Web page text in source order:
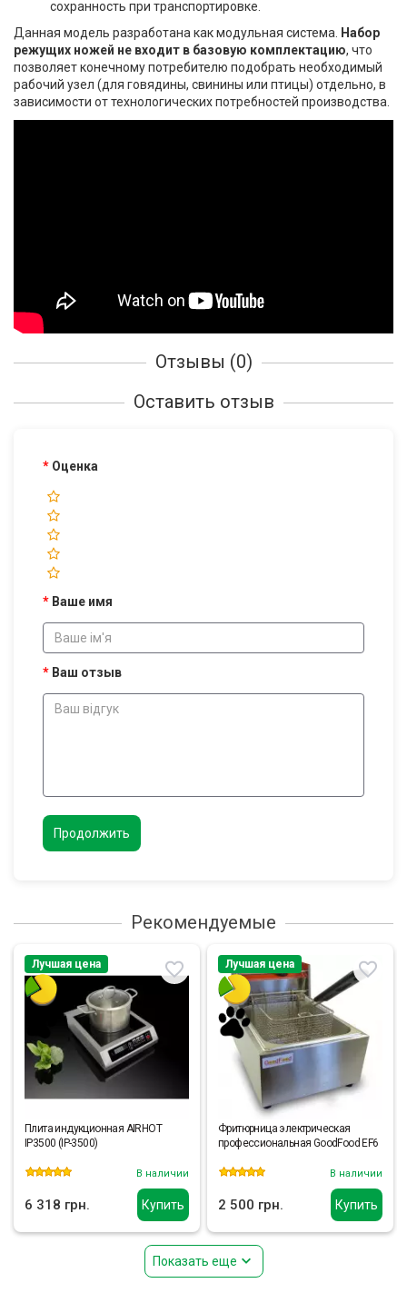
сохранность при транспортировке.
Данная модель разработана как модульная система.
Набор
режущих ножей не входит в базовую комплектацию, что
позволяет конечному потребителю подобрать необходимый
рабочий узел (для говядины, свинины или птицы) отдельно, в
зависимости от технологических потребностей производства.
Отзывы (0)
Оставить отзыв
Оценка
Ваше имя
Ваш отзыв
Продолжить
Рекомендуемые
Купить
Лучшая цена
Плита индукционная AIRHOT
IP3500 (IP-3500)
В наличии
6 318 грн. Купить
Лучшая цена
Фритюрница электрическая
профессиональная GoodFood EF6
В наличии
2 500 грн.
Показать еще